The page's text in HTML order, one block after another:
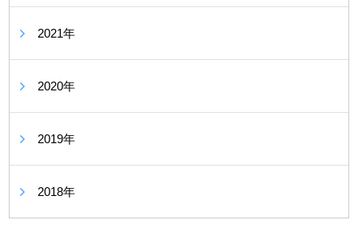
2021年
2020年
2019年
2018年